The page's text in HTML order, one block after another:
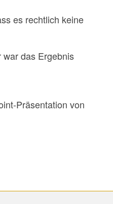
es rechtlich keine
das Ergebnis
Präsentation von